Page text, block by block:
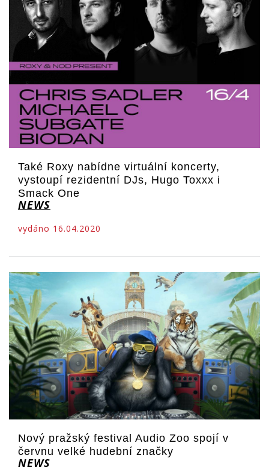
Také Roxy nabídne virtuální koncerty,
vystoupí rezidentní DJs, Hugo Toxxx i
Smack One
NEWS
vydáno 16.04.2020
Nový pražský festival Audio Zoo spojí v
červnu velké hudební značky
NEWS